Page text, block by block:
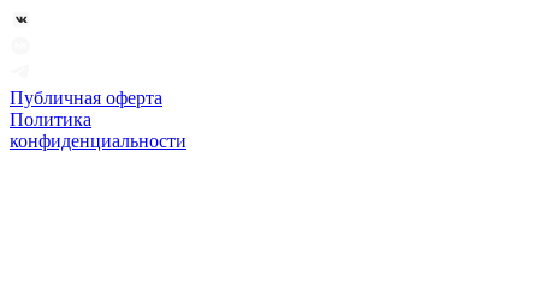
Публичная оферта
Политика
конфиденциальности